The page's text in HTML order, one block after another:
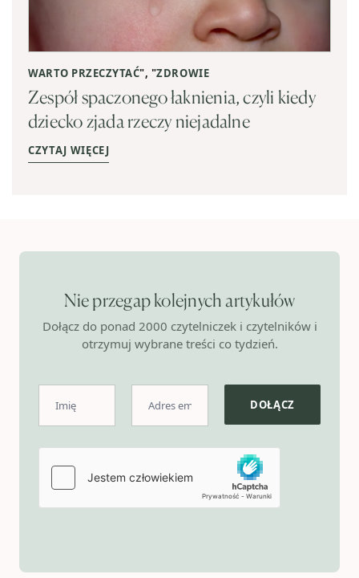
WARTO PRZECZYTAĆ", "ZDROWIE
Zespół spaczonego łaknienia, czyli kiedy
dziecko zjada rzeczy niejadalne
CZYTAJ WIĘCEJ
Nie przegap kolejnych artykułów
Dołącz do ponad 2000 czytelniczek i czytelników i
otrzymuj wybrane treści co tydzień.